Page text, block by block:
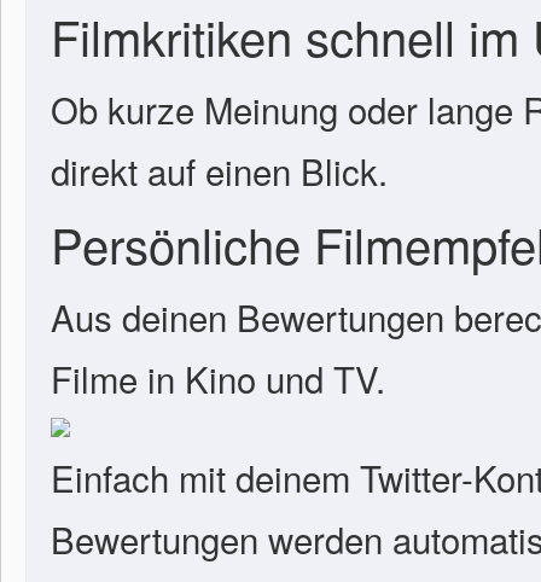
Filmkritiken schnell im
Ob kurze Meinung oder lange
direkt auf einen Blick.
Persönliche
Aus deinen Bewertungen
Filme in Kino und TV.
Einfach mit deinem Twitter-
Bewertungen werden